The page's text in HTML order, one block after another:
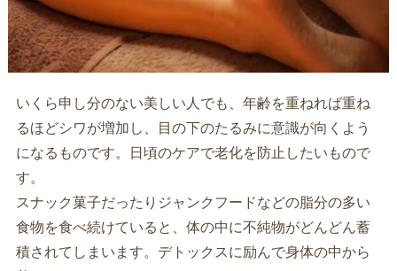
いくら申し分のない美しい人でも、年齢を重ねれば重ね
るほどシワが増加し、目の下のたるみに意識が向くよう
になるものです。日頃のケアで老化を防止したいもので
す。
スナック菓子だったりジャンクフードなどの脂分の多い
食物を食べ続けていると、体の中に不純物がどんどん蓄
積されてしまいます。デトックスに励んで身体の中から